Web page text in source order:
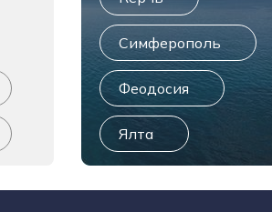
Симферополь
Феодосия
Ялта